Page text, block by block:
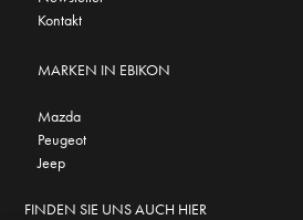
Kontakt
MARKEN IN EBIKON
Mazda
Peugeot
Jeep
FINDEN SIE UNS AUCH HIER